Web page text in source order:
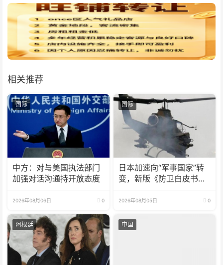
相关推荐
国际
中方：对与美国执法部门
加强对话沟通持开放态度
2026年08月06日 0
国际
日本加速向“军事国家”转
变，新版《防卫白皮书》
2026年08月05日 0
阿根廷 中国